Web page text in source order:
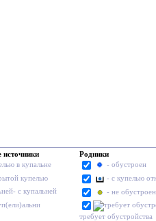
в купальне
купелью
- с купальней
Родники
- обустроен
- с купелью
- не обустроен
требует обустройства